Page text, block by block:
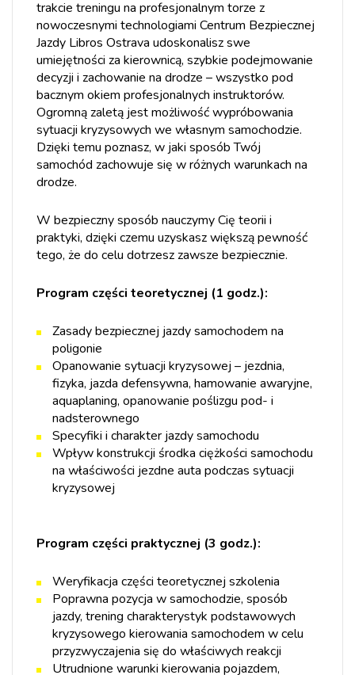
trakcie treningu na profesjonalnym torze z
nowoczesnymi technologiami Centrum Bezpiecznej
Jazdy Libros Ostrava udoskonalisz swe
umiejętności za kierownicą, szybkie podejmowanie
decyzji i zachowanie na drodze – wszystko pod
bacznym okiem profesjonalnych instruktorów.
Ogromną zaletą jest możliwość wypróbowania
sytuacji kryzysowych we własnym samochodzie.
Dzięki temu poznasz, w jaki sposób Twój
samochód zachowuje się w różnych warunkach na
drodze.
W bezpieczny sposób nauczymy Cię teorii i
praktyki, dzięki czemu uzyskasz większą pewność
tego, że do celu dotrzesz zawsze bezpiecznie.
Program części teoretycznej (1 godz.):
Zasady bezpiecznej jazdy samochodem na
poligonie
Opanowanie sytuacji kryzysowej – jezdnia,
fizyka, jazda defensywna, hamowanie awaryjne,
aquaplaning, opanowanie poślizgu pod- i
nadsterownego
Specyfiki i charakter jazdy samochodu
Wpływ konstrukcji środka ciężkości samochodu
na właściwości jezdne auta podczas sytuacji
kryzysowej
Program części praktycznej (3 godz.):
Weryfikacja części teoretycznej szkolenia
Poprawna pozycja w samochodzie, sposób
jazdy, trening charakterystyk podstawowych
kryzysowego kierowania samochodem w celu
przyzwyczajenia się do właściwych reakcji
Utrudnione warunki kierowania pojazdem,